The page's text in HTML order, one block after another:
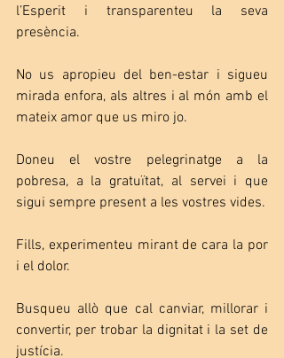
l’Esperit i transparenteu la seva
presència.
No us apropieu del ben-estar i sigueu
mirada enfora, als altres i al món amb el
mateix amor que us miro jo.
Doneu el vostre pelegrinatge a la
pobresa, a la gratuïtat, al servei i que
sigui sempre present a les vostres vides.
Fills, experimenteu mirant de cara la por
i el dolor.
Busqueu allò que cal canviar, millorar i
convertir, per trobar la dignitat i la set de
justícia.